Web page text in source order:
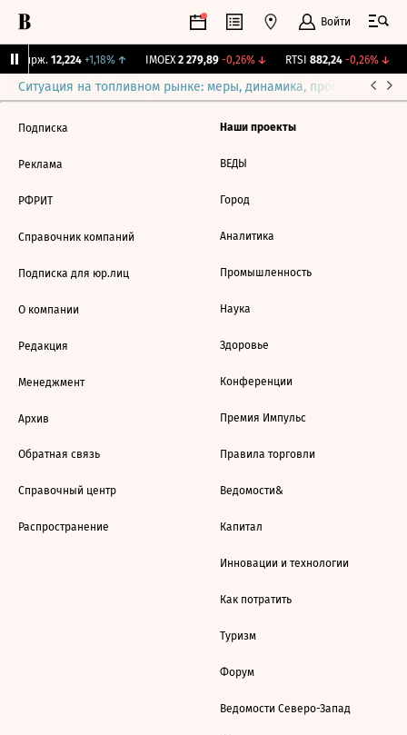
Войти
Бирж. 12,224 +1,18%↑ IMOEX 2 279,89 -0,26%↓ RTSI 882,24 -0,26%↓
Ситуация на топливном рынке: меры, динамика, прогнозы
Подписка
Реклама
РФРИТ
Справочник компаний
Подписка для юр.лиц
О компании
Редакция
Менеджмент
Архив
Обратная связь
Справочный центр
Распространение
Наши проекты
ВЕДЫ
Город
Аналитика
Промышленность
Наука
Здоровье
Конференции
Премия Импульс
Правила торговли
Ведомости&
Капитал
Инновации и технологии
Как потратить
Туризм
Форум
Ведомости Северо-Запад